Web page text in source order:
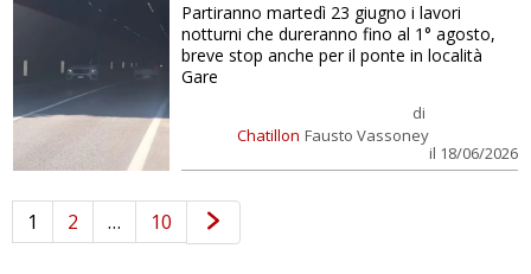
Chatillon
di
Fausto Vassoney
il 18/06/2026
Partiranno martedì 23 giugno i lavori
notturni che dureranno fino al 1° agosto,
breve stop anche per il ponte in località
Gare
1 2 … 10